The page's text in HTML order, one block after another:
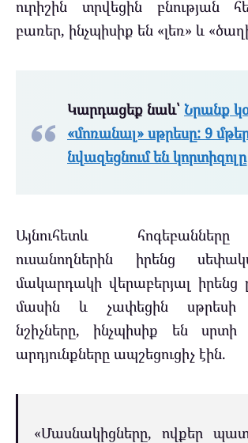
ուրիշին տրվեցին բնության
բառեր, ինչպիսիք են «լեռ» և
Կարդացեք նաև՝ Նրանք
«մոռանալ» սթրեսը: 9
նվազեցնում են կորտիզոլը
Այնուհետև
ուսանողներին իրենց
մակարդակի վերաբերյալ իրենց
մասին և չափեցին սթրեսի
նշիչները, ինչպիսիք են
արդյունքները ապշեցուցիչ էին.
«Մասնակիցները, ովքեր